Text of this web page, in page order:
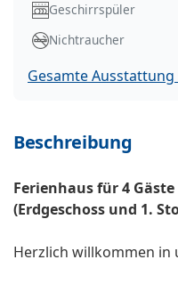
Geschirrspüler
Nichtraucher
Gesamte Ausstattung
Beschreibung
Ferienhaus für 4 Gäste
(Erdgeschoss und 1.
Herzlich willkommen in